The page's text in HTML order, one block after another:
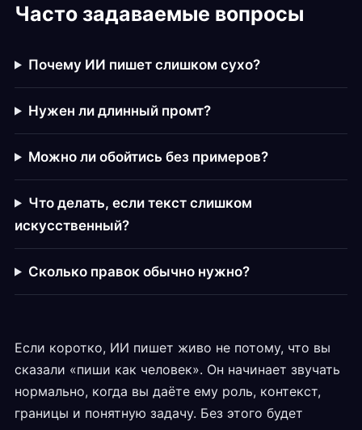
Часто задаваемые вопросы
Почему ИИ пишет слишком сухо?
Нужен ли длинный промт?
Можно ли обойтись без примеров?
Что делать, если текст слишком
искусственный?
Сколько правок обычно нужно?
Если коротко, ИИ пишет живо не потому, что вы
сказали «пиши как человек». Он начинает звучать
нормально, когда вы даёте ему роль, контекст,
границы и понятную задачу. Без этого будет